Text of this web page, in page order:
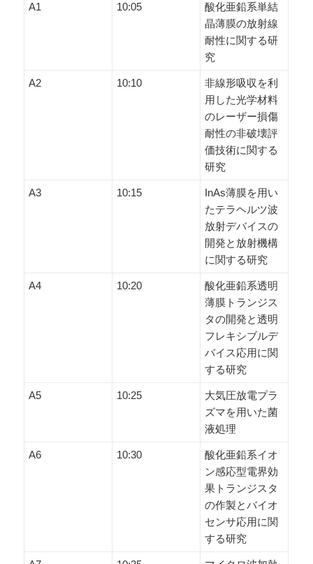
A1 10:05
酸化亜鉛系単結
晶薄膜の放射線
耐性に関する研
究
A2 10:10
非線形吸収を利
用した光学材料
のレーザー損傷
耐性の非破壊評
価技術に関する
研究
A3 10:15
InAs薄膜を用い
たテラヘルツ波
放射デバイスの
開発と放射機構
に関する研究
A4 10:20
酸化亜鉛系透明
薄膜トランジス
タの開発と透明
フレキシブルデ
バイス応用に関
する研究
A5 10:25
大気圧放電プラ
ズマを用いた菌
液処理
A6 10:30
酸化亜鉛系イオ
ン感応型電界効
果トランジスタ
の作製とバイオ
センサ応用に関
する研究